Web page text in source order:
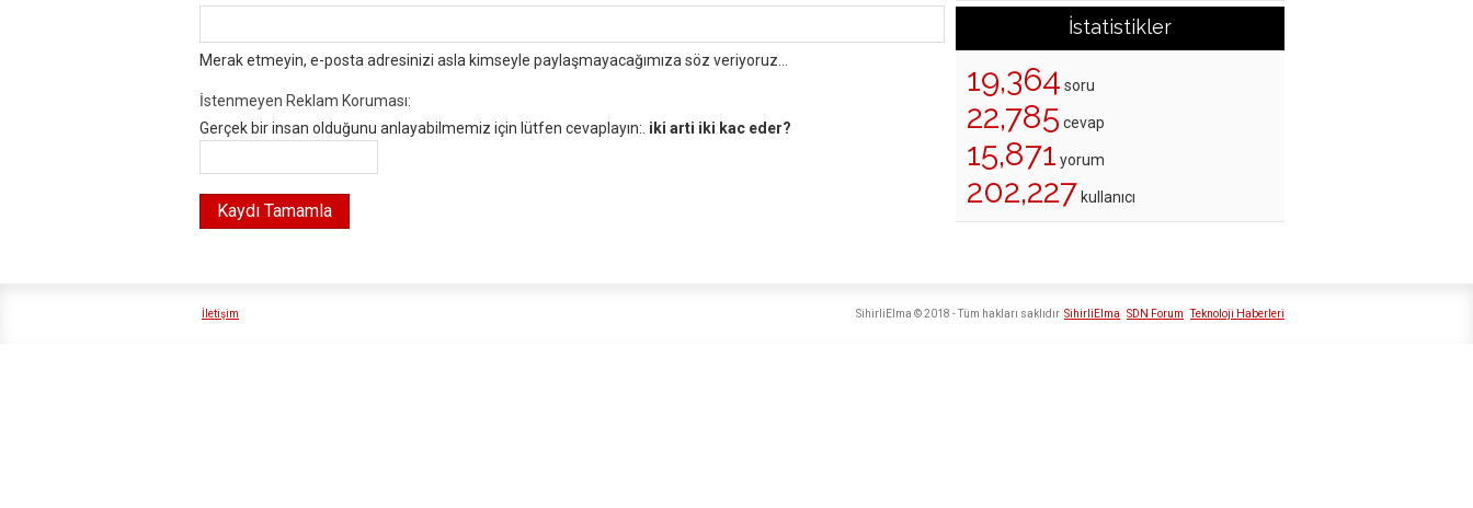
Merak etmeyin, e-posta adresinizi asla kimseyle paylaşmayacağımıza söz veriyoruz...
İstenmeyen Reklam Koruması:
Gerçek bir insan olduğunu anlayabilmemiz için lütfen cevaplayın:. iki arti iki kac eder?
İstatistikler
19,364 soru
22,785 cevap
15,871 yorum
202,227 kullanıcı
İletişim SihirliElma SDN Forum Teknoloji Haberleri
SihirliElma © 2018 - Tüm hakları saklıdır